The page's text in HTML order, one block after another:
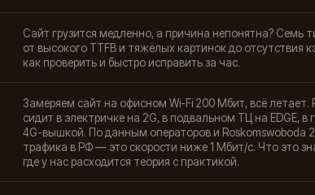
Сайт грузится медленно, а причина непонятна? Семь
от высокого TTFB и тяжёлых картинок до отсутствия
как проверить и быстро исправить за час.
Замеряем сайт на офисном Wi-Fi 200 Мбит, всё летает.
сидит в электричке на 2G, в подвальном ТЦ на EDGE, в
4G-вышкой. По данным операторов и Roskomswoboda
трафика в РФ — это скорости ниже 1 Мбит/с. Что это
где у нас расходится теория с практикой.